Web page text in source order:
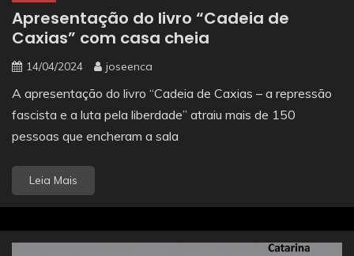
Apresentação do livro “Cadeia de
Caxias” com casa cheia
14/04/2024 joseenca
A apresentação do livro “Cadeia de Caxias – a repressão
fascista e a luta pela liberdade” atraiu mais de 150
pessoas que encheram a sala
Leia Mais